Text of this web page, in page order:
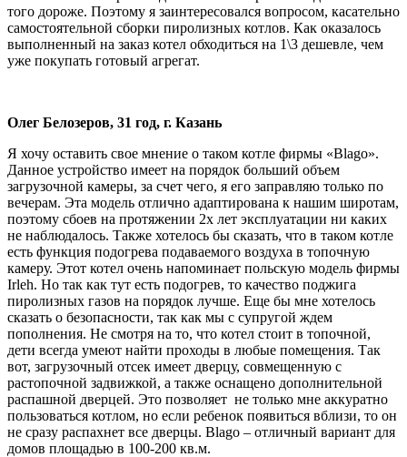
того дороже. Поэтому я заинтересовался вопросом, касательно
самостоятельной сборки пиролизных котлов. Как оказалось
выполненный на заказ котел обходиться на 1\3 дешевле, чем
уже покупать готовый агрегат.
Олег Белозеров, 31 год, г. Казань
Я хочу оставить свое мнение о таком котле фирмы «Blago».
Данное устройство имеет на порядок больший объем
загрузочной камеры, за счет чего, я его заправляю только по
вечерам. Эта модель отлично адаптирована к нашим широтам,
поэтому сбоев на протяжении 2х лет эксплуатации ни каких
не наблюдалось. Также хотелось бы сказать, что в таком котле
есть функция подогрева подаваемого воздуха в топочную
камеру. Этот котел очень напоминает польскую модель фирмы
Irleh. Но так как тут есть подогрев, то качество поджига
пиролизных газов на порядок лучше. Еще бы мне хотелось
сказать о безопасности, так как мы с супругой ждем
пополнения. Не смотря на то, что котел стоит в топочной,
дети всегда умеют найти проходы в любые помещения. Так
вот, загрузочный отсек имеет дверцу, совмещенную с
растопочной задвижкой, а также оснащено дополнительной
распашной дверцей. Это позволяет не только мне аккуратно
пользоваться котлом, но если ребенок появиться вблизи, то он
не сразу распахнет все дверцы. Blago – отличный вариант для
домов площадью в 100-200 кв.м.